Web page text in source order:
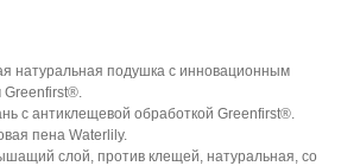
натуральная подушка с инновационным
с антиклещевой обработкой Greenfirst®.
пена Waterlily.
слой, против клещей, натуральная, со